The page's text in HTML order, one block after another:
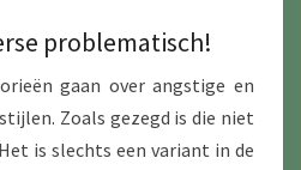
problematisch!
gaan over angstige en
Zoals gezegd is die niet
is slechts een variant in de